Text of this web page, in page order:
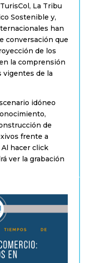
La Tribu
Sostenible y,
han
conversación que
de los
la comprensión
vigentes de la
idóneo
de
frente a
Al hacer click
ver la grabación